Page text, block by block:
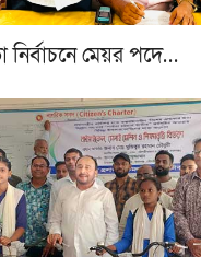
মেয়র পদে…